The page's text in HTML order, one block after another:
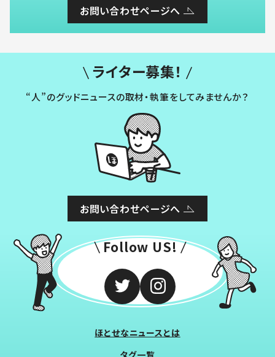
お問い合わせページへ
ライター募集！
“人”のグッドニュースの取材・執筆をしてみませんか？
お問い合わせページへ
Follow US!
ほとせなニュースとは
タグ一覧